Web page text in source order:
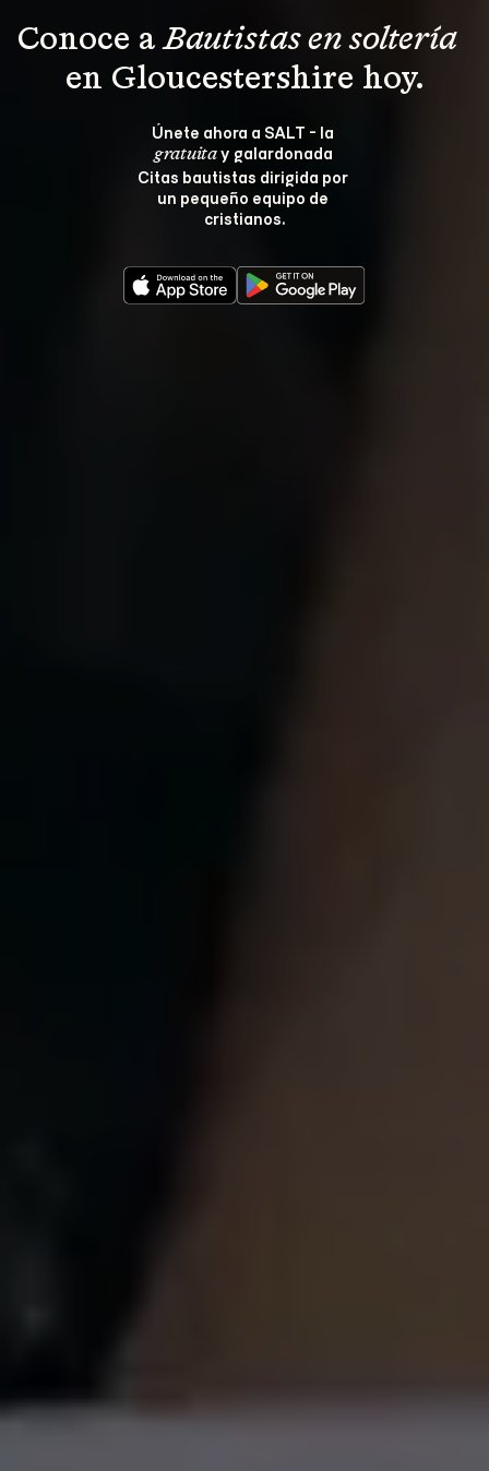
Conoce a Bautistas en soltería
en Gloucestershire hoy.
Únete ahora a SALT - la
gratuita y galardonada
Citas bautistas dirigida por
un pequeño equipo de
cristianos.